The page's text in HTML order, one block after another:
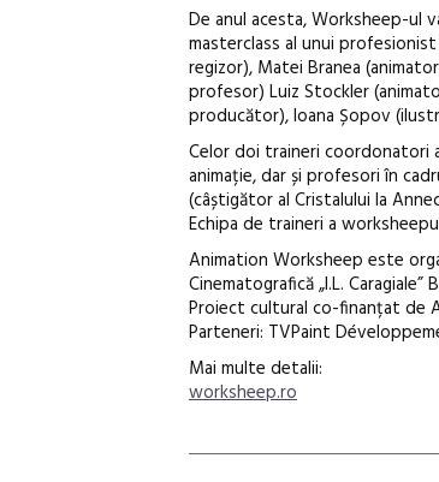
De anul acesta, Worksheep-ul
masterclass al unui
regizor), Matei Branea
profesor) Luiz Stockler
producător), Ioana Șopov
Celor doi traineri coordonatori
animație, dar și profesori în
(câștigător al Cristalului la
Echipa de traineri a
Animation Worksheep este
Cinematografică „I.L. Caragiale”
Proiect cultural co-finanțat de
Parteneri: TVPaint
Mai multe detalii:
worksheep.ro